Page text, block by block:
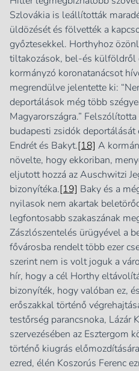
Szlovákia is leállították
üldözését és fölvették a
győztesekkel. Horthyhoz
tiltakozások, bel-és külföldről
kormányzó koronatanácsot
megrendülve jelentette ki:
deportálások még több
Magyarországra.”
budapesti zsidók
Endrét és Bakyt.[18] A
növelte, hogy ekkoriban,
eljutott hozzá az Auschwitzi
bizonyítéka.[19] Baky és a
nyilasok nem akartak
legfontosabb szakaszának
Zászlószentelés ürügyével a
fővárosba rendelt több ezer
szerint nem is volt joguk a
hír, hogy a cél Horthy
bizonyíték, hogy valóban ez,
erőszakkal történő
testőrség parancsnoka, Lázár
szervezésében az Esztergom
történő kiugrás
ezred, élén Koszorús Ferenc